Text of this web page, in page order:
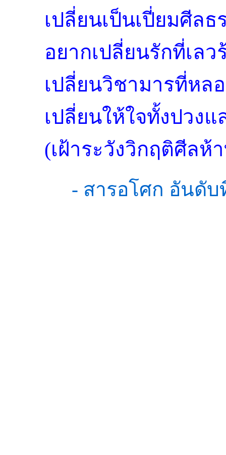
เปลี่ยนเป็นเปี่ยมศีล
อยากเปลี่ยนรักที่เล
เปลี่ยนวิชามารที่หล
เปลี่ยนให้ใจทั้งปวง
(เฝ้าระวังวิกฤติศีลห้
- สารอโศก อันดั